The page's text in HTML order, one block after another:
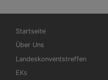
Hauptnavigation
Startseite
Über Uns
Landeskonventstreffen
EKs